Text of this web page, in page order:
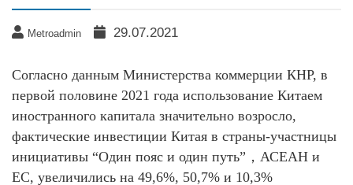
Metroadmin 29.07.2021
Согласно данным Министерства коммерции КНР, в
первой половине 2021 года использование Китаем
иностранного капитала значительно возросло,
фактические инвестиции Китая в страны-участницы
инициативы “Один пояс и один путь”，АСЕАН и
ЕС, увеличились на 49,6%, 50,7% и 10,3%